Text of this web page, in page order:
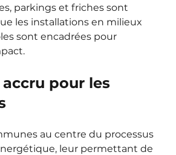
parkings et friches sont
les installations en milieux
sont encadrées pour
pour les
au centre du processus
leur permettant de